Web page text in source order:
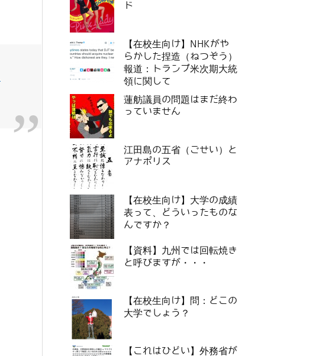
ド
【在校生向け】NHKがや
らかした捏造（ねつぞう）
報道：トランプ米次期大統
領に関して
蓮舫議員の問題はまだ終わ
っていません
江田島の五省（ごせい）と
アナポリス
【在校生向け】大学の成績
表って、どういったものな
んですか？
【資料】九州では回転焼き
と呼びますが・・・
【在校生向け】問：どこの
大学でしょう？
【これはひどい】外務省が